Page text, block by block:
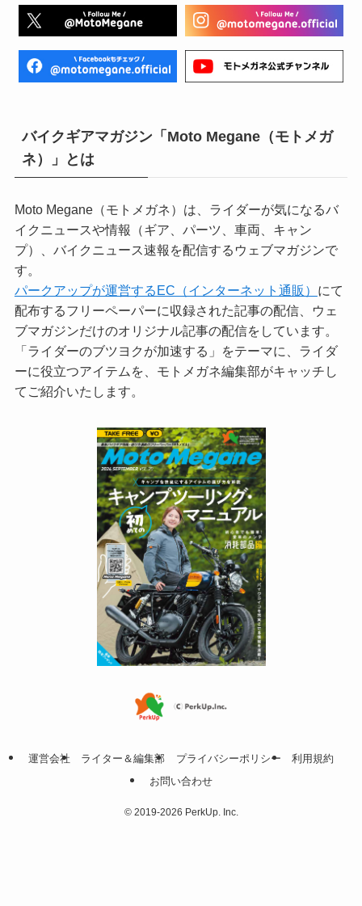
バイクギアマガジン「Moto Megane（モトメガ
ネ）」とは
Moto Megane（モトメガネ）は、ライダーが気になるバ
イクニュースや情報（ギア、パーツ、車両、キャン
プ）、バイクニュース速報を配信するウェブマガジンで
す。
パークアップが運営するEC（インターネット通販） にて
配布するフリーペーパーに収録された記事の配信、ウェ
ブマガジンだけのオリジナル記事の配信をしています。
「ライダーのブツヨクが加速する」をテーマに、ライダ
ーに役立つアイテムを、モトメガネ編集部がキャッチし
てご紹介いたします。
運営会社 ライター＆編集部 プライバシーポリシー
利用規約
お問い合わせ
©2019-2026 PerkUp. Inc.